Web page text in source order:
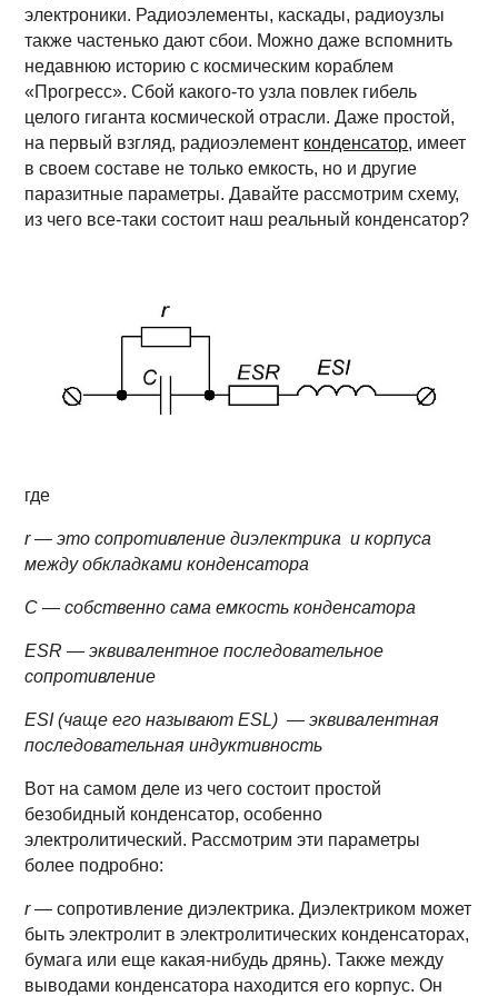
электроники. Радиоэлементы, каскады, радиоузлы
также частенько дают сбои. Можно даже вспомнить
недавнюю историю с космическим кораблем
«Прогресс». Сбой какого-то узла повлек гибель
целого гиганта космической отрасли. Даже простой,
на первый взгляд, радиоэлемент конденсатор, имеет
в своем составе не только емкость, но и другие
паразитные параметры. Давайте рассмотрим схему,
из чего все-таки состоит наш реальный конденсатор?
где
r — это сопротивление диэлектрика и корпуса
между обкладками конденсатора
С — собственно сама емкость конденсатора
ESR — эквивалентное последовательное
сопротивление
ESI (чаще его называют ESL) — эквивалентная
последовательная индуктивность
Вот на самом деле из чего состоит простой
безобидный конденсатор, особенно
электролитический. Рассмотрим эти параметры
более подробно:
r— сопротивление диэлектрика. Диэлектриком может
быть электролит в электролитических конденсаторах,
бумага или еще какая-нибудь дрянь). Также между
выводами конденсатора находится его корпус. Он